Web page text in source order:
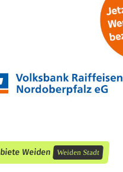
Weiden Weiden Stadt